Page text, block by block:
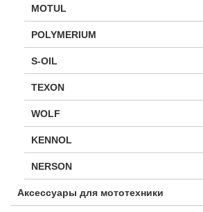
MOTUL
POLYMERIUM
S-OIL
TEXON
WOLF
KENNOL
NERSON
Аксессуары для мототехники